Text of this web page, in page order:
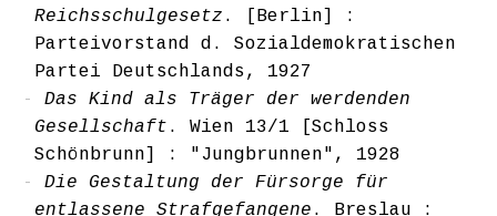
Reichsschulgesetz . [Berlin] :
Parteivorstand d. Sozialdemokratischen
Partei Deutschlands, 1927
Das Kind als Träger der werdenden
Gesellschaft . Wien 13/1 [Schloss
Schönbrunn] : "Jungbrunnen", 1928
Die Gestaltung der Fürsorge für
entlassene Strafgefangene . Breslau :